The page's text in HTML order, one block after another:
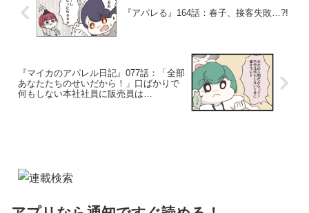
『アパレる』164話：春子、接客失敗…?!
『マイカのアパレル日記』077話：「全部
あなたたちのせいだから！」口ばかりで
何もしない本社社員に販売員は…